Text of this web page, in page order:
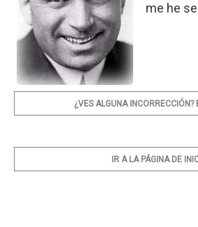
me he
¿VES ALGUNA INCORRECCIÓN?
IR A LA PÁGINA DE